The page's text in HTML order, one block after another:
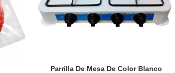
Parrilla De Mesa De Color Blanco